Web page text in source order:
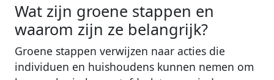
Wat zijn groene stappen en
waarom zijn ze belangrijk?
Groene stappen verwijzen naar acties die
individuen en huishoudens kunnen nemen om